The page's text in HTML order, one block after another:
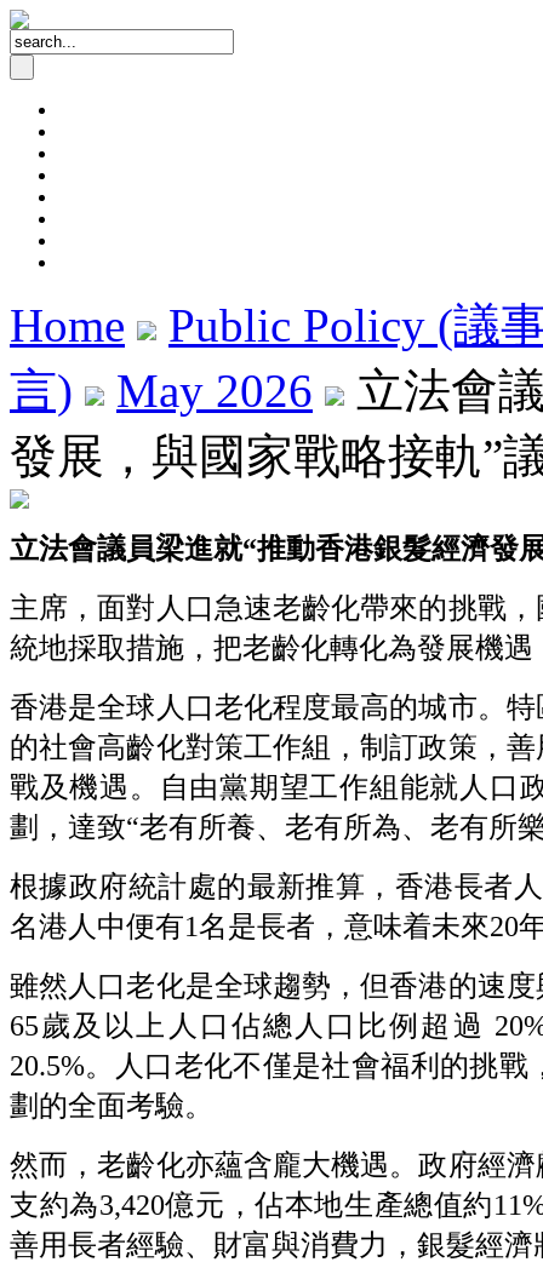
Home
Public Policy (議
言)
May 2026
立法會
發展，與國家戰略接軌”
立法會議員梁進就“推動香港銀髮經濟發
主席，面對人口急速老齡化帶來的挑戰
統地採取措施，把老齡化轉化為發展機
香港是全球人口老化程度最高的城市。
的社會高齡化對策工作組，制訂政策，
戰及機遇。自由黨期望工作組能就人口
劃，達致“老有所養、老有所為、老有所
根據政府統計處的最新推算，香港長者
名港人中便有1名是長者，意味着未來20
雖然人口老化是全球趨勢，但香港的速
65歲及以上人口佔總人口比例超過
20.5%。人口老化不僅是社會福利的挑
劃的全面考驗。
然而，老齡化亦蘊含龐大機遇。政府經
支約為3,420億元，佔本地生產總值約
善用長者經驗、財富與消費力，銀髮經